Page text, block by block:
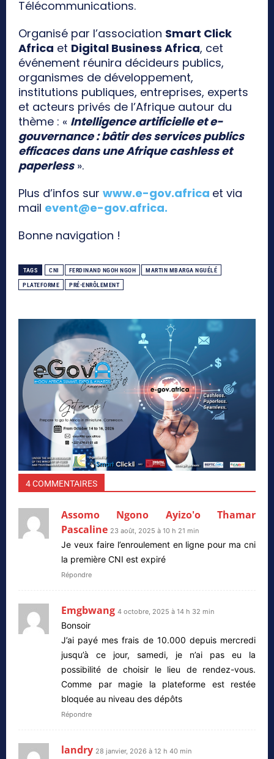
Télécommunications.
Organisé par l’association Smart Click
Africa et Digital Business Africa, cet
événement réunira décideurs publics,
organismes de développement,
institutions publiques, entreprises, experts
et acteurs privés de l’Afrique autour du
thème : « Intelligence artificielle et e-
gouvernance : bâtir des services publics
efficaces dans une Afrique cashless et
paperless».
Plus d’infos sur www.e-gov.africa et via
mail event@e-gov.africa.
Bonne navigation !
TAGS CNI FERDINAND NGOH NGOH MARTIN MBARGA NGUÉLÉ
PLATEFORME PRÉ-ENRÔLEMENT
4 COMMENTAIRES
Assomo Ngono Ayizo'o Thamar
Pascaline 23 août, 2025 à 10 h 21 min
Je veux faire l’enroulement en ligne pour ma cni
la première CNI est expiré
Répondre
Emgbwang 4 octobre, 2025 à 14 h 32 min
Bonsoir
J’ai payé mes frais de 10.000 depuis mercredi
jusqu’à ce jour, samedi, je n’ai pas eu la
possibilité de choisir le lieu de rendez-vous.
Comme par magie la plateforme est restée
bloquée au niveau des dépôts
Répondre
landry 28 janvier, 2026 à 12 h 40 min